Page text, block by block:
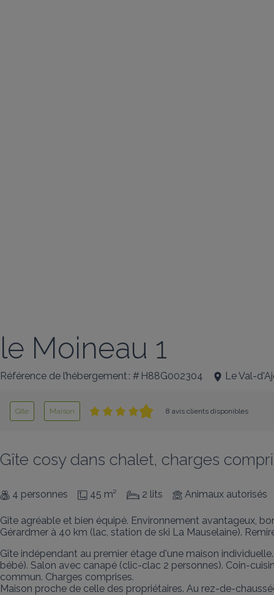
le Moineau 1
Référence de l’hébergement : # H88G002304 Le Val-
Gîte Maison 8 avis clients disponibles
Gîte cosy dans chalet, charges
4 personnes 45 m² 2 lits Animaux autorisés
Gîte agréable et bien équipé. Environnement avantageux,
Gérardmer à 40 km (lac, station de ski La Mauselaine).
Gîte indépendant au premier étage d'une maison
bébé). Salon avec canapé (clic-clac 2 personnes). Coin-
commun. Charges comprises.
Maison proche de celle des propriétaires. Au rez-de-